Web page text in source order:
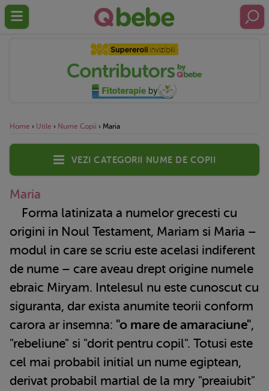
Home › Utile › Nume Copii › Maria
Vezi categorii nume de copii
Maria
Forma latinizata a numelor grecesti cu
origini in Noul Testament, Mariam si Maria –
modul in care se scriu este acelasi indiferent
de nume – care aveau drept origine numele
ebraic Miryam. Intelesul nu este cunoscut cu
siguranta, dar exista anumite teorii conform
carora ar insemna: "o mare de amaraciune",
"rebeliune" si "dorit pentru copil". Totusi este
cel mai probabil initial un nume egiptean,
derivat probabil martial de la mry "preaiubit"